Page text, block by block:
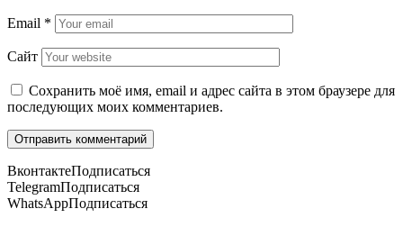
Email *
Сайт
Сохранить моё имя, email и адрес сайта в этом браузере для
последующих моих комментариев.
ВконтактеПодписаться
TelegramПодписаться
WhatsAppПодписаться